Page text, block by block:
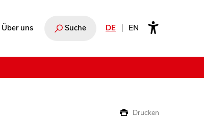
Über uns Suche DE EN
Drucken